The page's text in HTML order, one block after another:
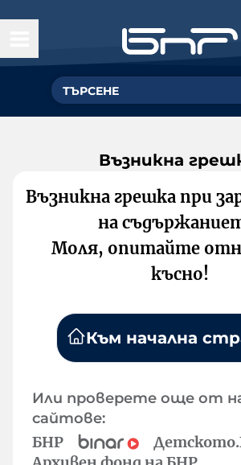
Възникна
Възникна грешка при
на
Моля, опитайте
късно!
Към начална
Или проверете още от
сайтове:
БНР